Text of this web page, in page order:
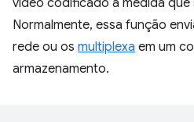
Normalmente, essa função
rede ou os multiplexa em um
armazenamento.